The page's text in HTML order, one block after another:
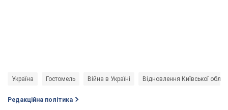
Україна Гостомель Війна в Україні Відновлення Київської
Редакційна політика